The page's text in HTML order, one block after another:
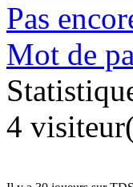
Pas
Mot de
4